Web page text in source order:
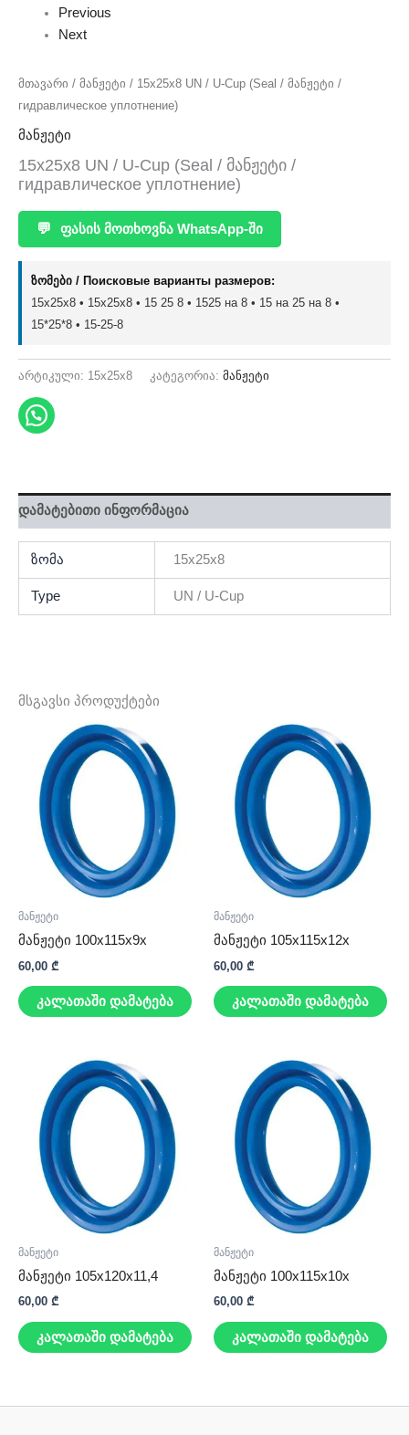
Previous
Next
მთავარი / მანჟეტი / 15x25x8 UN / U-Cup (Seal / მანჟეტი /
гидравлическое уплотнение)
მანჟეტი
15x25x8 UN / U-Cup (Seal / მანჟეტი /
гидравлическое уплотнение)
💬 ფასის მოთხოვნა WhatsApp-ში
ზომები / Поисковые варианты размеров:
15x25x8 • 15х25х8 • 15 25 8 • 1525 на 8 • 15 на 25 на 8 •
15*25*8 • 15-25-8
არტიკული: 15x25x8 კატეგორია: მანჟეტი
დამატებითი ინფორმაცია
ზომა 15x25x8
Type UN / U-Cup
მსგავსი პროდუქტები
მანჟეტი
მანჟეტი 100x115x9x
60,00 ₾
კალათაში დამატება
მანჟეტი
მანჟეტი 105x115x12x
60,00 ₾
კალათაში დამატება
მანჟეტი
მანჟეტი 105x120x11,4
60,00 ₾
კალათაში დამატება
მანჟეტი
მანჟეტი 100x115x10x
60,00 ₾
კალათაში დამატება